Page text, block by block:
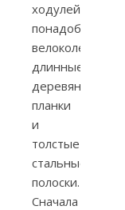
ходулей
понадобятся
велоколеса,
длинные
деревянные
планки
и
толстые
стальные
полоски.
Сначала